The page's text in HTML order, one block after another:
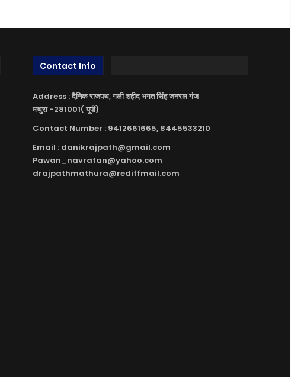
Contact Info
Address : दैनिक राजपथ, गली शहीद भगत सिंह जनरल गंज
मथुरा -281001( यूपी)
Contact Number : 9412661665, 8445533210
Email : danikrajpath@gmail.com
Pawan_navratan@yahoo.com
drajpathmathura@rediffmail.com